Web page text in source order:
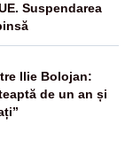
Suspendarea
Ilie Bolojan:
de un an și